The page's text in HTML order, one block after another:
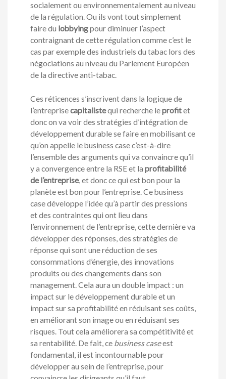
socialement ou environnementalement au niveau
de la régulation. Ou ils vont tout simplement
faire du lobbyingpour diminuer l’aspect
contraignant de cette régulation comme c’est le
cas par exemple des industriels du tabac lors des
négociations au niveau du Parlement Européen
de la directive anti-tabac.
Ces réticences s’inscrivent dans la logique de
l’entreprisecapitalistequi recherche leprofitet
donc on va voir des stratégies d’intégration de
développement durable se faire en mobilisant ce
qu’on appelle le business case c’est-à-dire
l’ensemble des arguments qui va convaincre qu’il
y a convergence entre la RSE et la profitabilité
de l’entreprise, et donc ce qui est bon pour la
planète est bon pour l’entreprise. Ce business
case développe l’idée qu’à partir des pressions
et des contraintes qui ont lieu dans
l’environnement de l’entreprise, cette dernière va
développer des réponses, des stratégies de
réponse qui sont une réduction de ses
consommations d’énergie, des innovations
produits ou des changements dans son
management. Cela aura un double impact : un
impact sur le développement durable et un
impact sur sa profitabilité en réduisant ses coûts,
en améliorant son image ou en réduisant ses
risques. Tout cela améliorera sa compétitivité et
sa rentabilité. De fait, ce business caseest
fondamental, il est incontournable pour
développer au sein de l’entreprise, pour